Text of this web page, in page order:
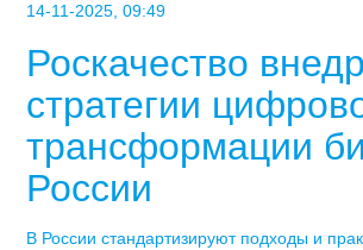
14-11-2025, 09:49
Роскачество
стратегии
трансформации
России
В России стандартизируют подходы и